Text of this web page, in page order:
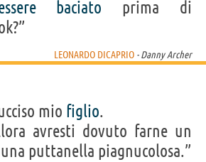
baciato prima di
LEONARDO DICAPRIO - Danny Archer
mio figlio.
avresti dovuto farne un
puttanella piagnucolosa.”